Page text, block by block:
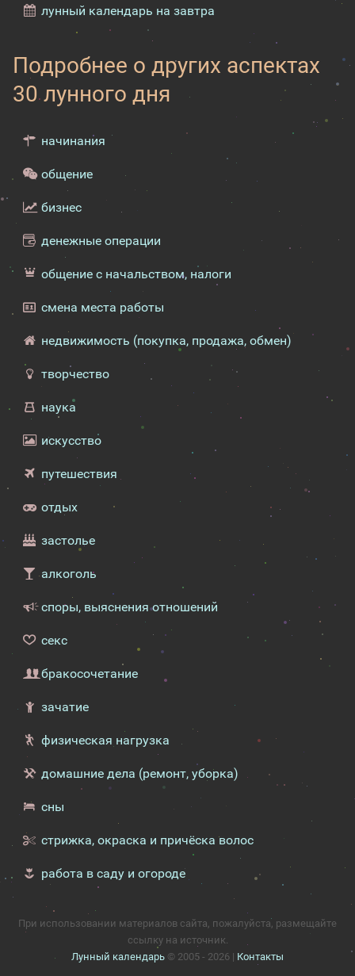
лунный календарь на завтра
Подробнее о других аспектах
30 лунного дня
начинания
общение
бизнес
денежные операции
общение с начальством, налоги
смена места работы
недвижимость (покупка, продажа, обмен)
творчество
наука
искусство
путешествия
отдых
застолье
алкоголь
споры, выяснения отношений
секс
бракосочетание
зачатие
физическая нагрузка
домашние дела (ремонт, уборка)
сны
стрижка, окраска и причёска волос
работа в саду и огороде
При использовании материалов сайта, пожалуйста, размещайте
ссылку на источник.
Лунный календарь © 2005 - 2026 | Контакты